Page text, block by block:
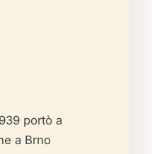
portò a
a Brno